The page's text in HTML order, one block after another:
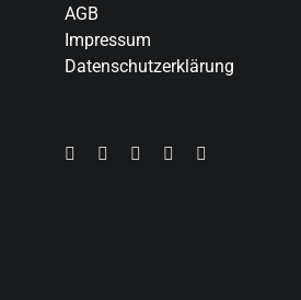
AGB
Impressum
Datenschutzerklärung